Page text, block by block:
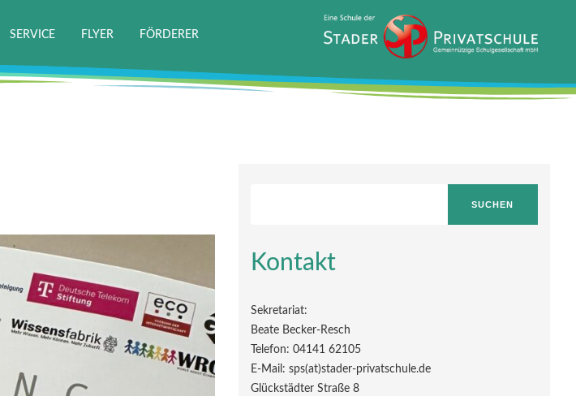
SERVICE FLYER FÖRDERER
SUCHEN
Kontakt
Sekretariat:
Beate Becker-Resch
Telefon: 04141 62105
E-Mail: sps(at)stader-privatschule.de
Glückstädter Straße 8